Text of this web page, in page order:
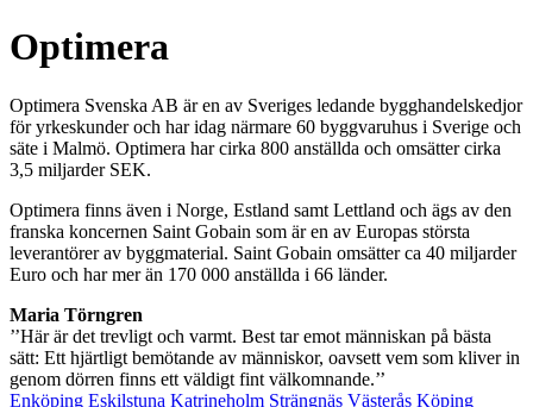
Optimera
Optimera Svenska AB är en av Sveriges ledande bygghandelskedjor
för yrkeskunder och har idag närmare 60 byggvaruhus i Sverige och
säte i Malmö. Optimera har cirka 800 anställda och omsätter cirka
3,5 miljarder SEK.
Optimera finns även i Norge, Estland samt Lettland och ägs av den
franska koncernen Saint Gobain som är en av Europas största
leverantörer av byggmaterial. Saint Gobain omsätter ca 40 miljarder
Euro och har mer än 170 000 anställda i 66 länder.
Maria Törngren
’’Här är det trevligt och varmt. Best tar emot människan på bästa
sätt: Ett hjärtligt bemötande av människor, oavsett vem som kliver in
genom dörren finns ett väldigt fint välkomnande.’’
Enköping Eskilstuna Katrineholm Strängnäs Västerås Köping